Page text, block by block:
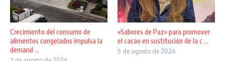
Crecimiento del consumo de
alimentos congelados impulsa la
demand ...
«Sabores de Paz» para promover
el cacao en sustitución de la c ...
5 de agosto de 2026